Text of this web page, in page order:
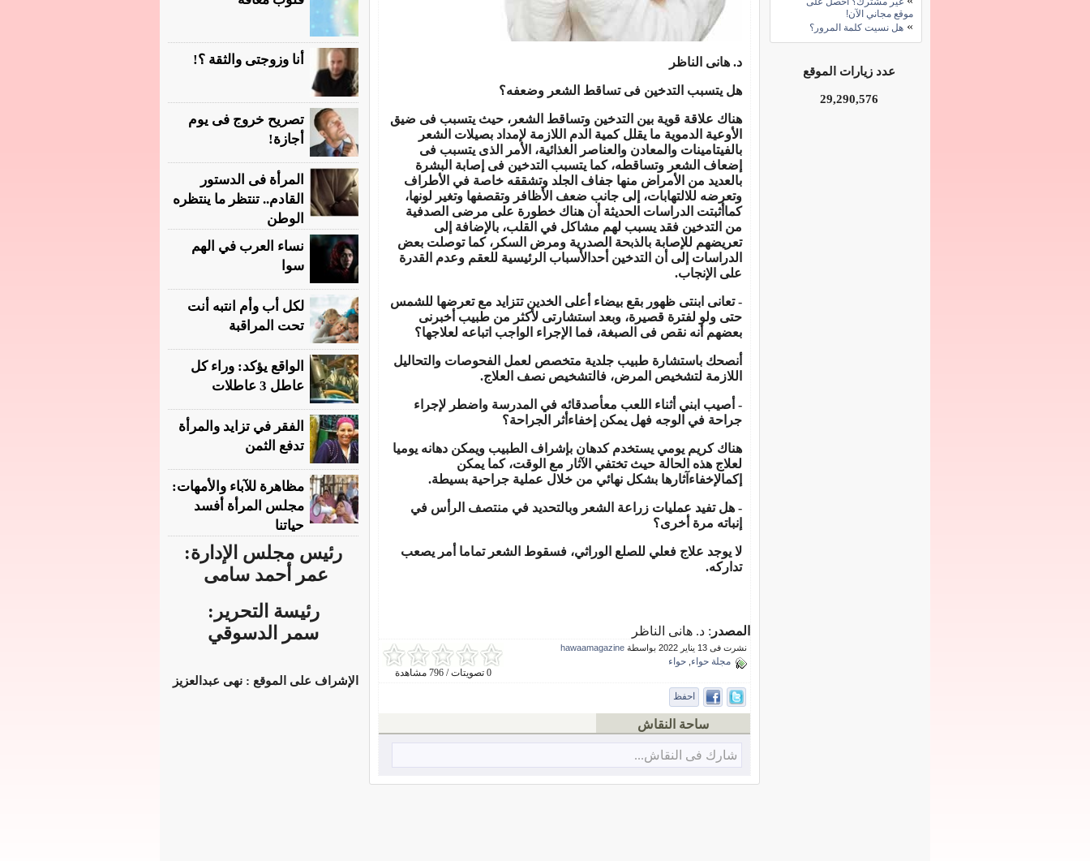
د. هانى الناظر
هل يتسبب التدخين فى تساقط الشعر وضعفه؟
هناك علاقة قوية بين التدخين وتساقط الشعر، حيث يتسبب فى ضيق
الأوعية الدموية ما يقلل كمية الدم اللازمة لإمداد بصيلات الشعر
بالفيتامينات والمعادن والعناصر الغذائية، الأمر الذى يتسبب فى
إضعاف الشعر وتساقطه، كما يتسبب التدخين فى إصابة البشرة
بالعديد من الأمراض منها جفاف الجلد وتشققه خاصة في الأطراف
وتعرضه للالتهابات، إلى جانب ضعف الأظافر وتقصفها وتغير لونها،
كماأثبتت الدراسات الحديثة أن هناك خطورة على مرضى الصدفية
من التدخين فقد يسبب لهم مشاكل في القلب، بالإضافة إلى
تعريضهم للإصابة بالذبحة الصدرية ومرض السكر، كما توصلت بعض
الدراسات إلى أن التدخين أحدالأسباب الرئيسية للعقم وعدم القدرة
على الإنجاب.
- تعانى ابنتى ظهور بقع بيضاء أعلى الخدين تتزايد مع تعرضها للشمس
حتى ولو لفترة قصيرة، وبعد استشارتى لأكثر من طبيب أخبرنى
بعضهم أنه نقص فى الصبغة، فما الإجراء الواجب اتباعه لعلاجها؟
أنصحك باستشارة طبيب جلدية متخصص لعمل الفحوصات والتحاليل
اللازمة لتشخيص المر ض، فالتشخيص نصف العلاج.
- أصيب ابني أثناء اللعب معأصدقائه في المدرسة واضطر لإجراء
جراحة في الوجه فهل يمكن إخفاءأثر الجراحة؟
هناك كريم يومي يستخدم كدهان بإشراف الطبيب ويمكن دهانه يوميا
لعلاج هذه الحالة حيث تختفي الآثار مع الوقت، كما يمكن
إكمالإخفاءآثارها بشكل نهائي من خلال عملية جراحية بسيطة.
- هل تفيد عمليات زراعة الشعر وبالتحديد في منتصف الرأس في
نباته مرة خرى؟
لا يوجد علاج فعلي للصلع الوراثي، فسقوط الشعر تماما أمر يصعب
تداركه.
المصدر : د. هانى الناظر
0 تصويتات / 796 مشاهدة
نشرت فى 13 يناير 2022 بواسطة hawaamagazine
مجلة حواء حواء
احفظ
ساحة النقاش
شارك فى النقاش...
موقع مجاني الآن!
» هل نسيت كلمة المرور؟
عدد زيارات الموقع
29,290,576
أنا وزوجتى والثقة ؟!
تصريح خروج فى يوم
أجازة!
المرأة فى الدستور
القادم.. تنتظر ما ينتظره
الوطن
نساء العرب في الهم
سوا
لكل أب وأم انتبه أنت
تحت المراقبة
الواقع يؤكد: وراء كل
عاطل 3 عاطلات
الفقر في تزايد والمرأة
تدفع الثمن
مظاهرة للآباء والأمهات:
مجلس المرأة أفسد
حياتنا
رئيس مجلس الإدارة:
عمر أحمد سامى
رئيسة التحرير:
سمر الدسوقي
الإشراف على الموقع : نهى عبدالعزيز